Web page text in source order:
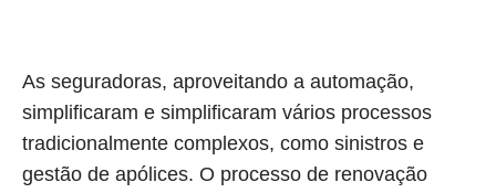
As seguradoras, aproveitando a automação,
simplificaram e simplificaram vários processos
tradicionalmente complexos, como sinistros e
gestão de apólices. O processo de renovação